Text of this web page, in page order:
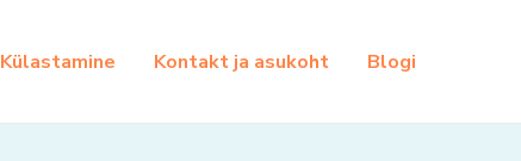
Külastamine Kontakt ja asukoht Blogi